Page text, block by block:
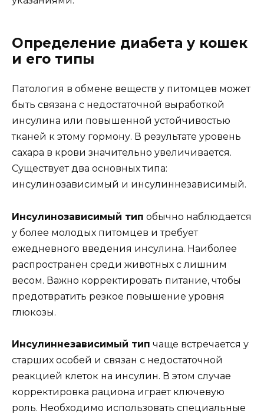
Определение диабета у кошек
и его типы
Патология в обмене веществ у питомцев может
быть связана с недостаточной выработкой
инсулина или повышенной устойчивостью
тканей к этому гормону. В результате уровень
сахара в крови значительно увеличивается.
Существует два основных типа:
инсулинозависимый и инсулиннезависимый.
Инсулинозависимый тип обычно наблюдается
у более молодых питомцев и требует
ежедневного введения инсулина. Наиболее
распространен среди животных с лишним
весом. Важно корректировать питание, чтобы
предотвратить резкое повышение уровня
глюкозы.
Инсулиннезависимый тип чаще встречается у
старших особей и связан с недостаточной
реакцией клеток на инсулин. В этом случае
корректировка рациона играет ключевую
роль. Необходимо использовать специальные